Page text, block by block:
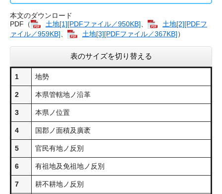
本文のダウンロード
PDF（
土地​[1][PDFファイル／950KB]
土地​[2][PDFフ
ァイル／959KB]
土地​[3][PDFファイル／367KB]）
表のサイズを切り替える
1 地勢
2 本県管轄地ノ沿革
3 本県ノ位置
4 国郡ノ面積及廣袤
5 官民有地ノ反別
6 有祖地及免祖地ノ反別
7 耕不耕地ノ反別